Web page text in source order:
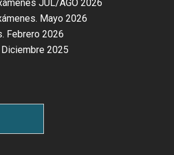
JUL/AGO 2026
Mayo 2026
Febrero 2026
2025